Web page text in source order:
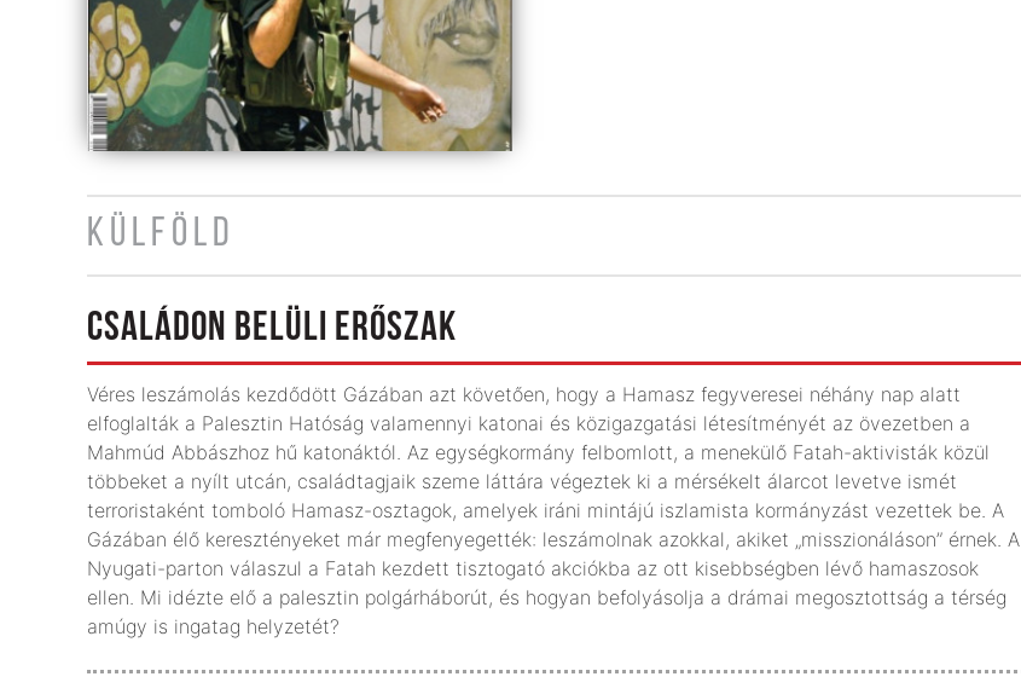
KÜLFÖLD
CSALÁDON BELÜLI ERŐSZAK
Véres leszámolás kezdődött Gázában azt követően, hogy a Hamasz fegyveresei néhány nap alatt
elfoglalták a Palesztin Hatóság valamennyi katonai és közigazgatási létesítményét az övezetben a
Mahmúd Abbászhoz hű katonáktól. Az egységkormány felbomlott, a menekülő Fatah-aktivisták közül
többeket a nyílt utcán, családtagjaik szeme láttára végeztek ki a mérsékelt álarcot levetve ismét
terroristaként tomboló Hamasz-osztagok, amelyek iráni mintájú iszlamista kormányzást vezettek be. A
Gázában élő keresztényeket már megfenyegették: leszámolnak azokkal, akiket „misszionáláson” érnek. A
Nyugati-parton válaszul a Fatah kezdett tisztogató akciókba az ott kisebbségben lévő hamaszosok
ellen. Mi idézte elő a palesztin polgárháborút, és hogyan befolyásolja a drámai megosztottság a térség
amúgy is ingatag helyzetét?